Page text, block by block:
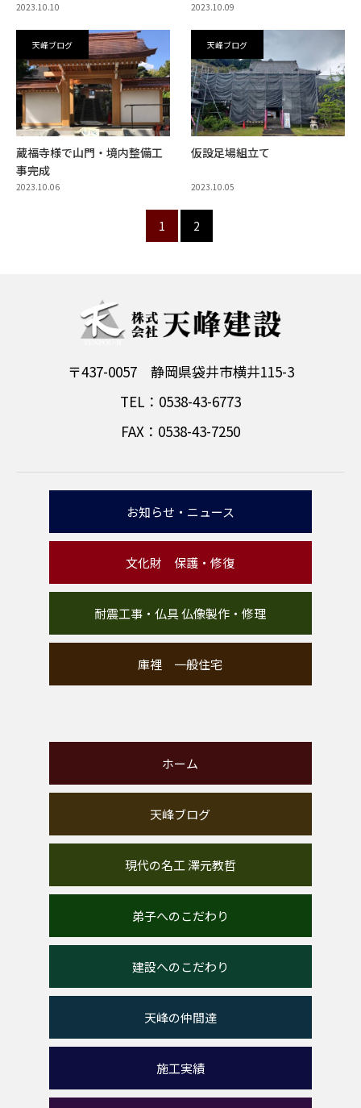
2023.10.10 2023.10.09
天峰ブログ
蔵福寺様で山門・境内整備工
事完成
2023.10.06
天峰ブログ
仮設足場組立て
2023.10.05
1 2
〒437-0057 静岡県袋井市横井115-3
TEL：0538-43-6773
FAX：0538-43-7250
お知らせ・ニュース
文化財 保護・修復
耐震工事・仏具 仏像製作・修理
庫裡 一般住宅
ホーム
天峰ブログ
現代の名工 澤元教哲
弟子へのこだわり
建設へのこだわり
天峰の仲間達
施工実績